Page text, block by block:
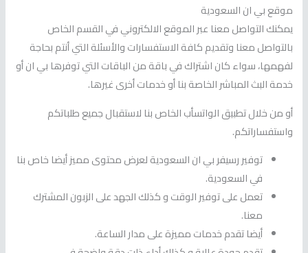
موقع بي ان السعودية
يمكنك التواصل معنا عبر الموقع الالكتروني في القسم الخاص
بالتواصل معنا وتقديم كافة الاستفسارات والأسئلة التي أنتم بحاجة
لفهمها، سواء كان اشتراك في باقة من الباقات التي توفرها بي ان أو
خدمة البث المباشر الخاصة بنا أو خدمات أخرى غيرها.
أو من خلال تطبيق الواتسأب الخاص بنا لاستقبال جميع طلباتكم
واستفساراتكم.
توفير رسيفر بي ان السعودية لعرض محتوى مميز أيضا خاص بنا
في السعودية.
تعمل على توفير الوقت و كذلك الجهد على الزبون المشترك
معنا.
أيضا تقدم خدمات مميزة على مدار الساعة.